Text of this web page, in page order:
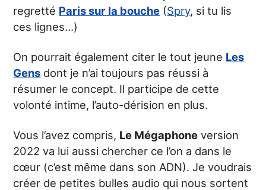
regretté Paris sur la bouche (Spry, si tu lis
ces lignes…)
On pourrait également citer le tout jeune Les
Gens dont je n’ai toujours pas réussi à
résumer le concept. Il participe de cette
volonté intime, l’auto-dérision en plus.
Vous l’avez compris, Le Mégaphone version
2022 va lui aussi chercher ce l’on a dans le
cœur (c’est même dans son ADN). Je voudrais
créer de petites bulles audio qui nous sortent